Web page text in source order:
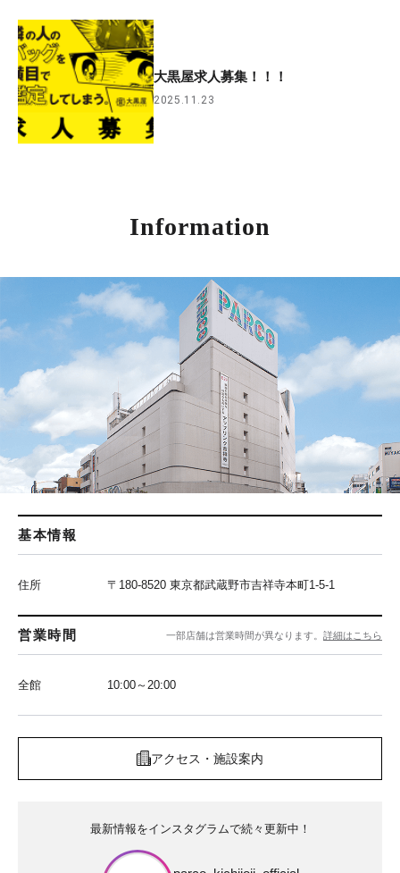
大黒屋求人募集！！！
2025.11.23
Information
基本情報
住所 〒180-8520 東京都武蔵野市吉祥寺本町1-5-1
営業時間 一部店舗は営業時間が異なります。 詳細はこちら
全館 10:00～20:00
アクセス・施設案内
最新情報をインスタグラムで続々更新中！